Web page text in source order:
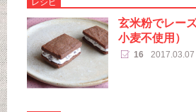
玄米粉でレー
小麦不使用）
16 2017.03.07